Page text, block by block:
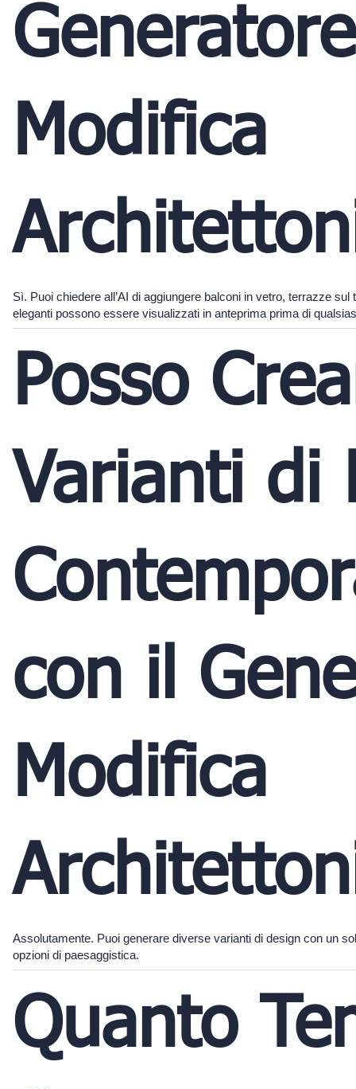
Modifica
Sì. Puoi chiedere all’AI di aggiungere balconi in vetro, terrazze
eleganti possono essere visualizzati in anteprima prima di
Posso
Varianti di
con il
Modifica
Assolutamente. Puoi generare diverse varianti di design con un
opzioni di paesaggistica.
Quanto